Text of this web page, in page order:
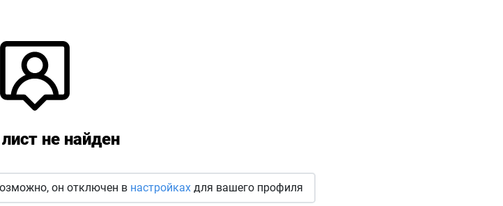
не найден
он отключен в настройкахдля вашего профиля